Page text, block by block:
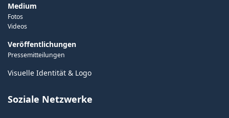
Medium
Fotos
Videos
Veröffentlichungen
Pressemitteilungen
Visuelle Identität & Logo
Soziale Netzwerke